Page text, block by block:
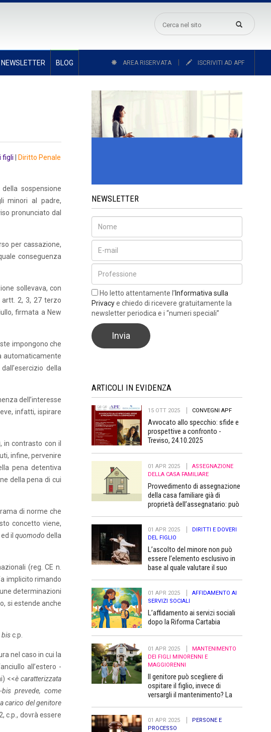
NEWSLETTER BLOG AREA RISERVATA ISCRIVITI AD APF
figli
Diritto Penale
sospensione
minori al padre,
pronunciato dal
per cassazione,
conseguenza
sollevava, con
artt. 2, 3, 27 terzo
firmata a New
impongono che
automaticamente
della
dell’interesse
infatti, ispirare
in contrasto con il
infine, pervenire
pena detentiva
della pena di cui
di norme che
concetto viene,
ed il quomodo della
(reg. CE n.
implicito rimando
determinazioni
si estende anche
bisc.p.
nel caso in cui la
all’estero -
<<è caratterizzata
prevede, come
carico del genitore
c.p., dovrà essere
NEWSLETTER
Ho letto attentamente l’ Informativa sulla
Privacye chiedo di ricevere gratuitamente la
newsletter periodica e i “numeri speciali”
ARTICOLI IN EVIDENZA
15 OTT 2025 CONVEGNI APF
Avvocato allo specchio: sfide e
prospettive a confronto -
Treviso, 24.10.2025
01 APR 2025
ASSEGNAZIONE
DELLA CASA FAMILIARE
Provvedimento di assegnazione
della casa familiare già di
proprietà dell’assegnatario: può
01 APR 2025
DIRITTI E DOVERI
DEL FIGLIO
L’ascolto del minore non può
essere l’elemento esclusivo in
base al quale valutare il suo
01 APR 2025
AFFIDAMENTO AI
SERVIZI SOCIALI
L’affidamento ai servizi sociali
dopo la Riforma Cartabia
01 APR 2025
MANTENIMENTO
DEI FIGLI MINORENNI E
MAGGIORENNI
Il genitore può scegliere di
ospitare il figlio, invece di
versargli il mantenimento? La
01 APR 2025
PERSONE E
PROCESSO